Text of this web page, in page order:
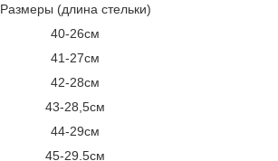
Размеры (длина стельки)
40-26см
41-27см
42-28см
43-28,5см
44-29см
45-29.5см